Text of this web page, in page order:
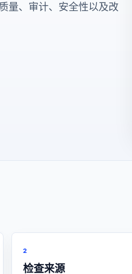
量、审计、安全性以及改
2
检查来源